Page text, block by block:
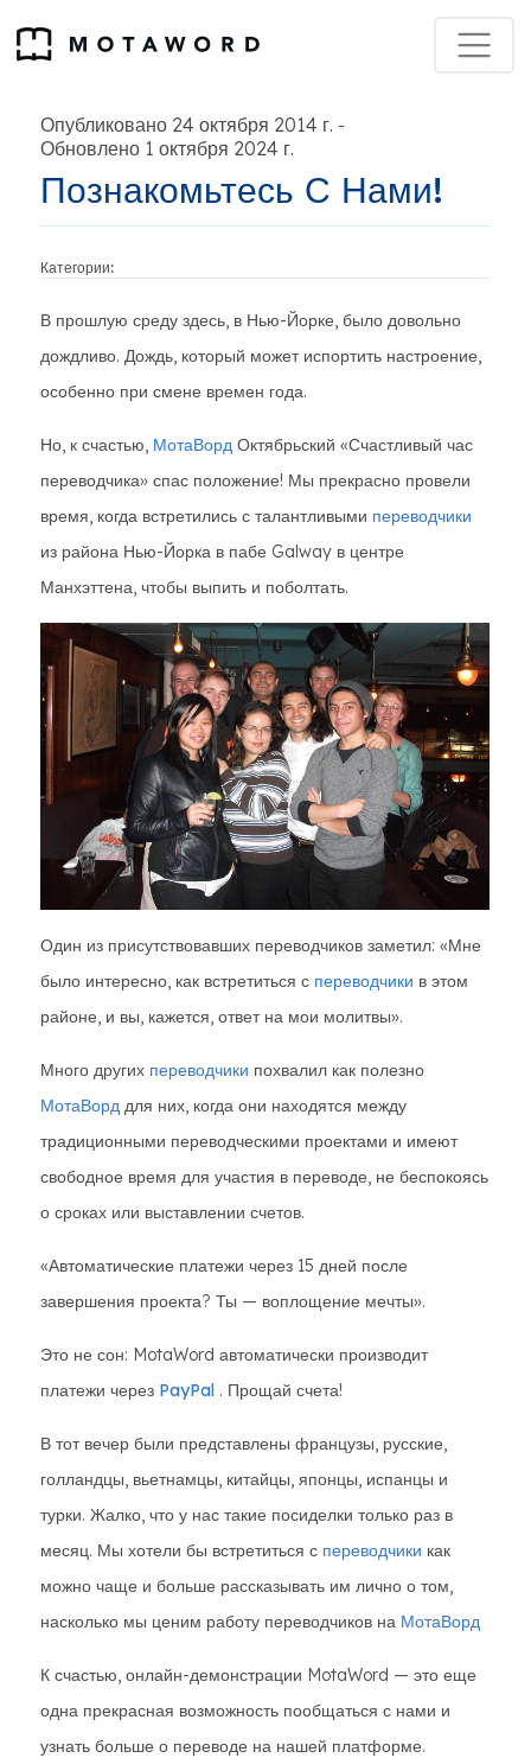
Опубликовано 24 октября 2014 г. -
Обновлено 1 октября 2024 г.
Познакомьтесь С Нами!
Категории:
В прошлую среду здесь, в Нью-Йорке, было довольно
дождливо. Дождь, который может испортить настроение,
особенно при смене времен года.
Но, к счастью, МотаВорд Октябрьский «Счастливый час
переводчика» спас положение! Мы прекрасно провели
время, когда встретились с талантливыми переводчики
из района Нью-Йорка в пабе Galway в центре
Манхэттена, чтобы выпить и поболтать.
Один из присутствовавших переводчиков заметил: «Мне
было интересно, как встретиться с переводчики в этом
районе, и вы, кажется, ответ на мои молитвы».
Много других переводчики похвалил как полезно
МотаВорд для них, когда они находятся между
традиционными переводческими проектами и имеют
свободное время для участия в переводе, не беспокоясь
о сроках или выставлении счетов.
«Автоматические платежи через 15 дней после
завершения проекта? Ты — воплощение мечты».
Это не сон: MotaWord автоматически производит
платежи через PayPal . Прощай счета!
В тот вечер были представлены французы, русские,
голландцы, вьетнамцы, китайцы, японцы, испанцы и
турки. Жалко, что у нас такие посиделки только раз в
месяц. Мы хотели бы встретиться с переводчики как
можно чаще и больше рассказывать им лично о том,
насколько мы ценим работу переводчиков на МотаВорд
К счастью, онлайн-демонстрации MotaWord — это еще
одна прекрасная возможность пообщаться с нами и
узнать больше о переводе на нашей платформе.